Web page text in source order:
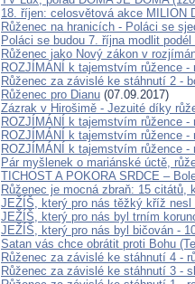
18. říjen: celosvětová akce MILION
Růženec na hranicích - Poláci se
Poláci se budou 7. října modlit
Růženec jako Nový zákon v
ROZJÍMÁNÍ k tajemstvím růžence
Růženec za závislé ke stáhnutí 2 -
Růženec pro Dianu (07.09.2017)
Zázrak v Hirošimě - Jezuité díky
ROZJÍMÁNÍ k tajemstvím růžence
ROZJÍMÁNÍ k tajemstvím růžence
ROZJÍMÁNÍ k tajemstvím růžence
Pár myšlenek o mariánské úctě,
TICHOST A POKORA SRDCE –
Růženec je mocná zbraň: 15 citátů,
JEŽÍŠ, který pro nás těžký kříž
JEŽÍŠ, který pro nás byl trním
JEŽÍŠ, který pro nás byl bičován -
Satan vás chce obrátit proti Bohu
Růženec za závislé ke stáhnutí 4 -
Růženec za závislé ke stáhnutí 3 -